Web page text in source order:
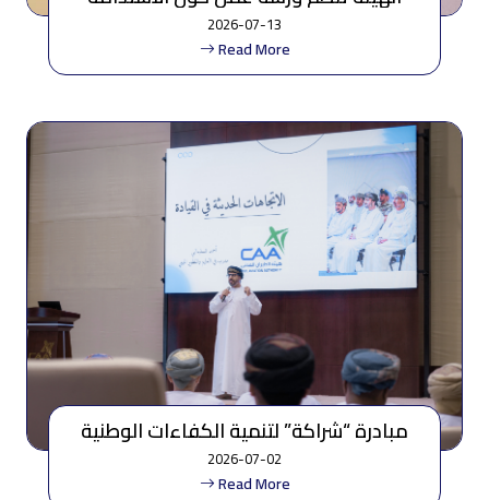
البيئية للقطاع والشباب
2026-07-13
Read More
مبادرة “شراكة” لتنمية الكفاءات الوطنية
وتعزيز تبادل الخبرات بمحافظة ظفار
2026-07-02
Read More